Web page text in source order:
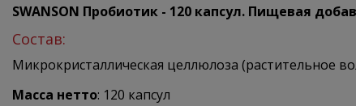
SWANSON Пробиотик - 120 капсул. Пищевая
Состав:
Микрокристаллическая целлюлоза (растительное
Масса нетто: 120 капсул